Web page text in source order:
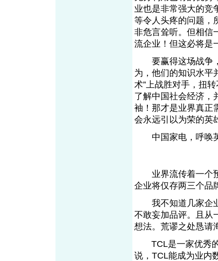
业也是非常强大的竞
等令人头疼的问题，
非危言耸听。但相信
流企业！但这必将是
要赢得这场战争，
为，他们的知识水平
术”上战胜对手，扭
了解中国社会经济，
袖！那才是业界真正
会永远引以为荣的英
中国家电，呼唤
业界流传着一个预
企业将仅存两三个品
我不知道几家企业
不敢妄加品评。且从
想法。荒谬之处恳请
TCL是一家优秀的
说，TCL能成为业内